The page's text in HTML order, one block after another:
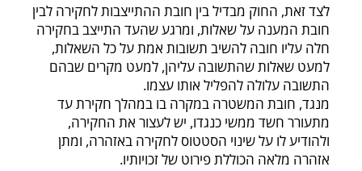
לצד זאת, החוק מבדיל בין חובת ההתייצבות לחקירה לבין
חובת המענה על שאלות, ומרגע שהעד התייצב בחקירה
חלה עליו חובה להשיב תשובות אמת על כל השאלות,
למעט שאלות שהתשובה עליהן, למעט מקרים שבהם
התשובה עלולה להפליל אותו עצמו.
מנגד, חובת המשטרה במקרה בו במהלך חקירת עד
מתעורר חשד ממשי כנגדו, יש לעצור את החקירה,
ולהודיע לו על שינוי הסטטוס לחקירה באזהרה, ומתן
אזהרה מלאה הכוללת פירוט של זכויותיו.